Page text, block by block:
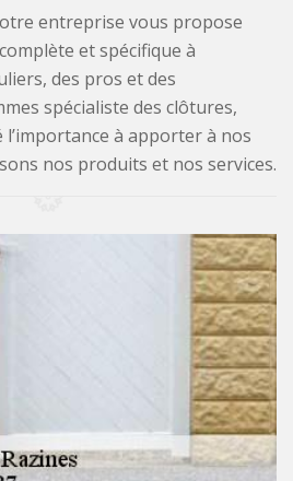
entreprise vous propose
et spécifique à
des pros et des
spécialiste des clôtures,
à apporter à nos
nos produits et nos services.